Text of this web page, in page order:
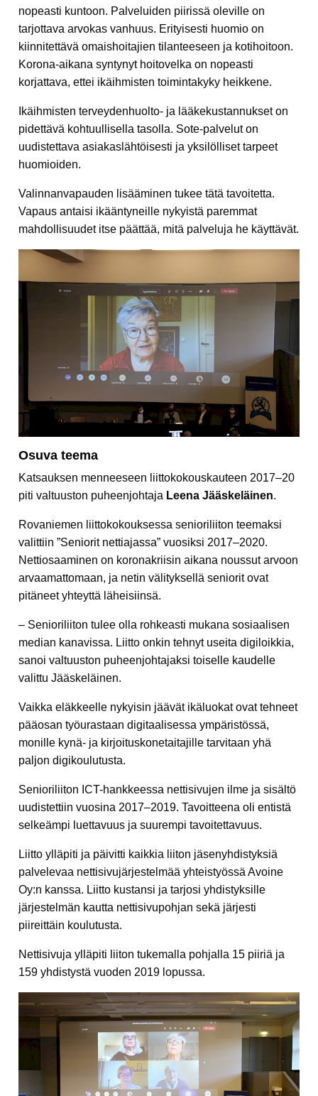
nopeasti kuntoon. Palveluiden piirissä oleville on
tarjottava arvokas vanhuus. Erityisesti huomio on
kiinnitettävä omaishoitajien tilanteeseen ja kotihoitoon.
Korona-aikana syntynyt hoitovelka on nopeasti
korjattava, ettei ikäihmisten toimintakyky heikkene.
Ikäihmisten terveydenhuolto- ja lääkekustannukset on
pidettävä kohtuullisella tasolla. Sote-palvelut on
uudistettava asiakaslähtöisesti ja yksilölliset tarpeet
huomioiden.
Valinnanvapauden lisääminen tukee tätä tavoitetta.
Vapaus antaisi ikääntyneille nykyistä paremmat
mahdollisuudet itse päättää, mitä palveluja he käyttävät.
Osuva teema
Katsauksen menneeseen liittokokouskauteen 2017–20
piti valtuuston puheenjohtaja Leena Jääskeläinen.
Rovaniemen liittokokouksessa senioriliiton teemaksi
valittiin ”Seniorit nettiajassa” vuosiksi 2017–2020.
Nettiosaaminen on koronakriisin aikana noussut arvoon
arvaamattomaan, ja netin välityksellä seniorit ovat
pitäneet yhteyttä läheisiinsä.
– Senioriliiton tulee olla rohkeasti mukana sosiaalisen
median kanavissa. Liitto onkin tehnyt useita digiloikkia,
sanoi valtuuston puheenjohtajaksi toiselle kaudelle
valittu Jääskeläinen.
Vaikka eläkkeelle nykyisin jäävät ikäluokat ovat tehneet
pääosan työurastaan digitaalisessa ympäristössä,
monille kynä- ja kirjoituskonetaitajille tarvitaan yhä
paljon digikoulutusta.
Senioriliiton ICT-hankkeessa nettisivujen ilme ja sisältö
uudistettiin vuosina 2017–2019. Tavoitteena oli entistä
selkeämpi luettavuus ja suurempi tavoitettavuus.
Liitto ylläpiti ja päivitti kaikkia liiton jäsenyhdistyksiä
palvelevaa nettisivujärjestelmää yhteistyössä Avoine
Oy:n kanssa. Liitto kustansi ja tarjosi yhdistyksille
järjestelmän kautta nettisivupohjan sekä järjesti
piireittäin koulutusta.
Nettisivuja ylläpiti liiton tukemalla pohjalla 15 piiriä ja
159 yhdistystä vuoden 2019 lopussa.